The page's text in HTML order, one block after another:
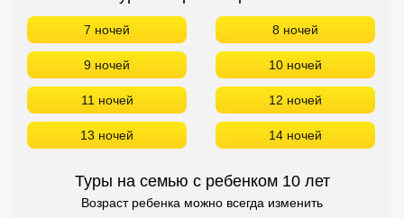
7 ночей 8 ночей
9 ночей 10 ночей
11 ночей 12 ночей
13 ночей 14 ночей
Туры на семью с ребенком 10 лет
Возраст ребенка можно всегда изменить